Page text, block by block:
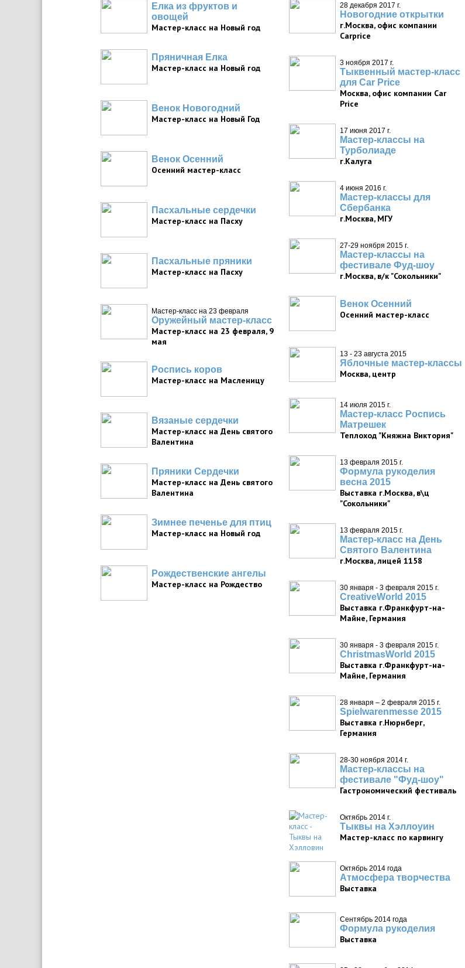
Елка из фруктов и
овощей
Мастер-класс на Новый год
Пряничная Елка
Мастер-класс на Новый год
Венок Новогодний
Мастер-класс на Новый Год
Венок Осенний
Осенний мастер-класс
Пасхальные сердечки
Мастер-класс на Пасху
Пасхальные пряники
Мастер-класс на Пасху
Мастер-класс на 23 февраля
Оружейный мастер-класс
Мастер-класс на 23 февраля, 9
мая
Роспись коров
Мастер-класс на Масленицу
Вязаные сердечки
Мастер-класс на День святого
Валентина
Пряники Сердечки
Мастер-класс на День святого
Валентина
Зимнее печенье для птиц
Мастер-класс на Новый год
Рождественские ангелы
Мастер-класс на Рождество
28 декабря 2017 г.
Новогодние открытки
г.Москва, офис компании
Carprice
3 ноября 2017 г.
Тыквенный мастер-класс
для Car Price
Москва, офис компании Car
Price
17 июня 2017 г.
Мастер-классы на
Турболиаде
г.Калуга
4 июня 2016 г.
Мастер-классы для
Сбербанка
г.Москва, МГУ
27-29 ноября 2015 г.
Мастер-классы на
фестивале Фуд-шоу
г.Москва, в/к "Сокольники"
Венок Осенний
Осенний мастер-класс
13 - 23 августа 2015
Яблочные мастер-классы
Москва, центр
14 июля 2015 г.
Мастер-класс Роспись
Матрешек
Теплоход "Княжна Виктория"
13 февраля 2015 г.
Формула рукоделия
весна 2015
Выставка г.Москва, в\ц
"Сокольники"
13 февраля 2015 г.
Мастер-класс на День
Святого Валентина
г.Москва, лицей 1158
30 января - 3 февраля 2015 г.
CreativeWorld 2015
Выставка г.Франкфурт-на-
Майне, Германия
30 января - 3 февраля 2015 г.
ChristmasWorld 2015
Выставка г.Франкфурт-на-
Майне, Германия
28 января – 2 февраля 2015 г.
Spielwarenmesse 2015
Выставка г.Нюрнберг,
Германия
28-30 ноября 2014 г.
Мастер-классы на
фестивале "Фуд-шоу"
Гастрономический фестиваль
Октябрь 2014 г.
Тыквы на Хэллоуин
Мастер-класс по карвингу
Октябрь 2014 года
Атмосфера творчества
Выставка
Сентябрь 2014 года
Формула рукоделия
Выставка